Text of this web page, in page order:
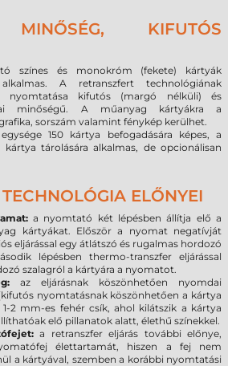
MINŐSÉG, KIFUTÓS
színes és monokróm (fekete) kártyák
A retranszfert technológiának
nyomtatása kifutós (margó nélküli) és
minőségű. A műanyag kártyákra a
sorszám valamint fénykép kerülhet.
150 kártya befogadására képes, a
tárolására alkalmas, de opcionálisan
ELŐNYEI
a nyomtató két lépésben állítja elő a
kártyákat. Először a nyomat negatívját
eljárással egy átlátszó és rugalmas hordozó
lépésben thermo-transzfer eljárással
szalagról a kártyára a nyomatot.
az eljárásnak köszönhetően nyomdai
nyomtatásnak köszönhetően a kártya
2 mm-es fehér csík, ahol kilátszik a kártya
elő pillanatok alatt, élethű színekkel.
a retranszfer eljárás további előnye,
élettartamát, hiszen a fej nem
a kártyával, szemben a korábbi nyomtatási